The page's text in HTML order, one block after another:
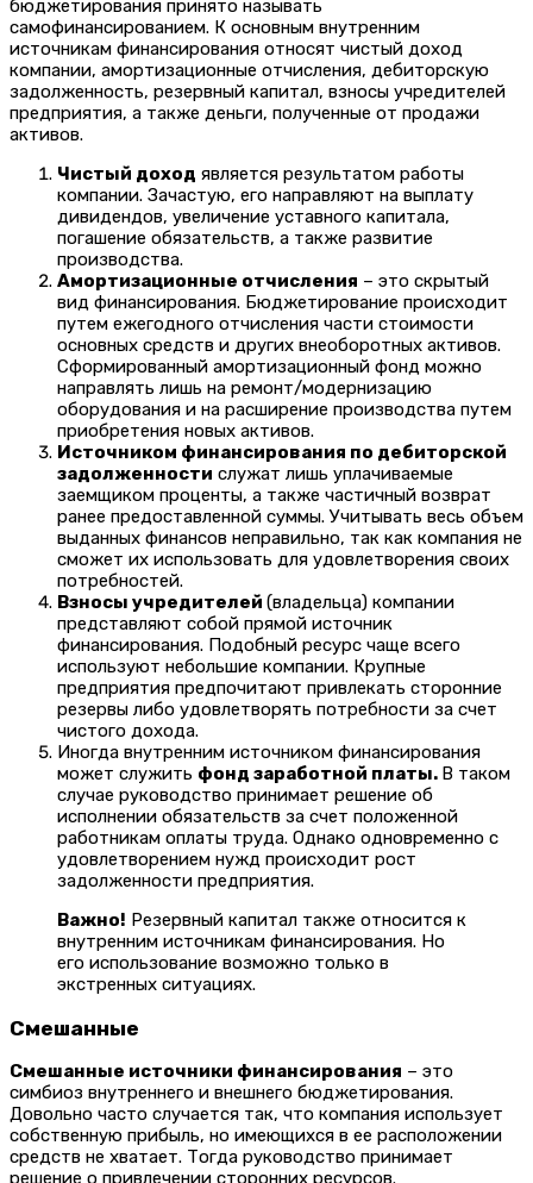
бюджетирования принято называть
самофинансированием. К основным внутренним
источникам финансирования относят чистый доход
компании, амортизационные отчисления, дебиторскую
задолженность, резервный капитал, взносы учредителей
предприятия, а также деньги, полученные от продажи
активов.
Чистый доход является результатом работы
компании. Зачастую, его направляют на выплату
дивидендов, увеличение уставного капитала,
погашение обязательств, а также развитие
производства.
Амортизационные отчисления – это скрытый
вид финансирования. Бюджетирование происходит
путем ежегодного отчисления части стоимости
основных средств и других внеоборотных активов.
Сформированный амортизационный фонд можно
направлять лишь на ремонт/модернизацию
оборудования и на расширение производства путем
приобретения новых активов.
Источником финансирования по дебиторской
задолженности служат лишь уплачиваемые
заемщиком проценты, а также частичный возврат
ранее предоставленной суммы. Учитывать весь объем
выданных финансов неправильно, так как компания не
сможет их использовать для удовлетворения своих
потребностей.
Взносы учредителей (владельца) компании
представляют собой прямой источник
финансирования. Подобный ресурс чаще всего
используют небольшие компании. Крупные
предприятия предпочитают привлекать сторонние
резервы либо удовлетворять потребности за счет
чистого дохода.
Иногда внутренним источником финансирования
может служить фонд заработной платы. В таком
случае руководство принимает решение об
исполнении обязательств за счет положенной
работникам оплаты труда. Однако одновременно с
удовлетворением нужд происходит рост
задолженности предприятия.
Важно! Резервный капитал также относится к
внутренним источникам финансирования. Но
его использование возможно только в
экстренных ситуациях.
Смешанные
Смешанные источники финансирования – это
симбиоз внутреннего и внешнего бюджетирования.
Довольно часто случается так, что компания использует
собственную прибыль, но имеющихся в ее расположении
средств не хватает. Тогда руководство принимает
решение о привлечении сторонних ресурсов.